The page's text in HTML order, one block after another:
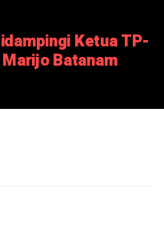
Ketua TP-
Batanam